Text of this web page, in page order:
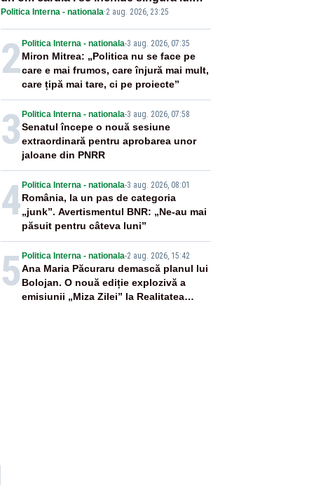
portiță?”
Politica Interna - nationala·2 aug. 2026, 23:25
2 Politica Interna - nationala-3 aug. 2026, 07:35
Miron Mitrea: „Politica nu se face pe
care e mai frumos, care înjură mai mult,
care țipă mai tare, ci pe proiecte”
3 Politica Interna - nationala-3 aug. 2026, 07:58
Senatul începe o nouă sesiune
extraordinară pentru aprobarea unor
jaloane din PNRR
4 Politica Interna - nationala-3 aug. 2026, 08:01
România, la un pas de categoria
„junk”. Avertismentul BNR: „Ne-au mai
păsuit pentru câteva luni”
5 Politica Interna - nationala-2 aug. 2026, 15:42
Ana Maria Păcuraru demască planul lui
Bolojan. O nouă ediție explozivă a
emisiunii „Miza Zilei” la Realitatea